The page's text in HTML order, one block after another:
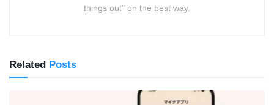
things out" on the best way.
Related Posts